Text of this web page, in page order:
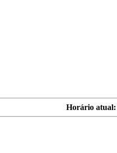
Horário atual: